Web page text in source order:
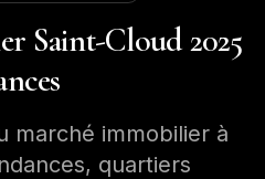
Saint-Cloud 2025
marché immobilier à
quartiers